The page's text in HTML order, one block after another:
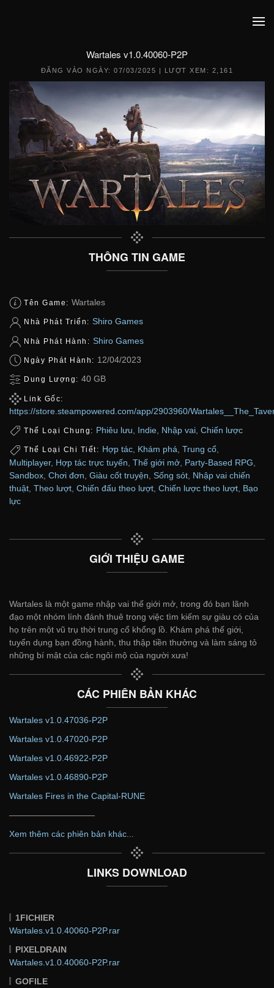
Wartales v1.0.40060-P2P
ĐĂNG VÀO NGÀY:07/03/2025 | LƯỢT XEM: 2,161
THÔNG TIN GAME
Tên Game: Wartales
Nhà Phát Triển: Shiro Games
Nhà Phát Hành: Shiro Games
Ngày Phát Hành: 12/04/2023
Dung Lượng: 40 GB
Link Gốc:
https://store.steampowered.com/app/2903960/
Thể Loại Chung: Phiêu lưu Indie Nhập vai Chiến lược
Thể Loại Chi Tiết: Hợp tác, Khám phá, Trung cổ,
Multiplayer, Hợp tác trực tuyến Thế giới mở Party-Based RPG
Sandbox Chơi đơn Giàu cốt truyện Sống sót Nhập vai chiến
thuật Theo lượt Chiến đấu theo lượt Chiến lược theo lượt Bạo
lực
GIỚI THIỆU GAME
Wartales là một game nhập vai thế giới mở, trong đó bạn lãnh
đạo một nhóm lính đánh thuê trong việc tìm kiếm sự giàu có của
họ trên một vũ trụ thời trung cổ khổng lồ. Khám phá thế giới,
tuyển dụng bạn đồng hành, thu thập tiền thưởng và làm sáng tỏ
những bí mật của các ngôi mộ của người xưa!
CÁC PHIÊN BẢN KHÁC
Wartales v1.0.47036-P2P
Wartales v1.0.47020-P2P
Wartales v1.0.46922-P2P
Wartales v1.0.46890-P2P
Wartales Fires in the Capital-RUNE
——————————
Xem thêm các phiên bản khác...
LINKS DOWNLOAD
1FICHIER
Wartales.v1.0.40060-P2P.rar
PIXELDRAIN
Wartales.v1.0.40060-P2P.rar
GOFILE